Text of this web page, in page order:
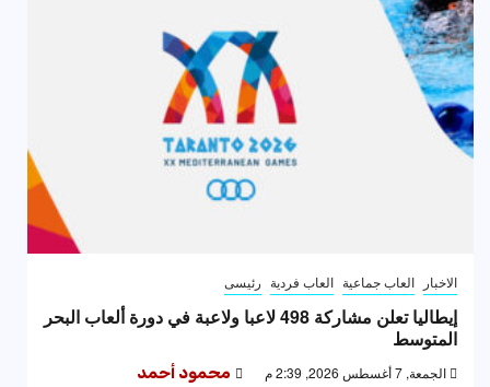
الاخبار العاب جماعية العاب فردية رئيسى
إيطاليا تعلن مشاركة 498 لاعبا ولاعبة في دورة ألعاب البحر
المتوسط
الجمعة, 7 أغسطس 2026, 2:39 م محمود أحمد